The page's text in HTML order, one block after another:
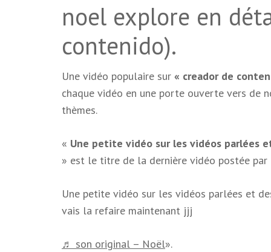
noel explore en
contenido).
Une vidéo populaire sur « creador de
chaque vidéo en une porte ouverte vers de
thèmes.
« Une petite vidéo sur les vidéos parlées
» est le titre de la dernière vidéo postée par
Une petite vidéo sur les vidéos parlées et
vais la refaire maintenant jjj
♬ son original – Noël».